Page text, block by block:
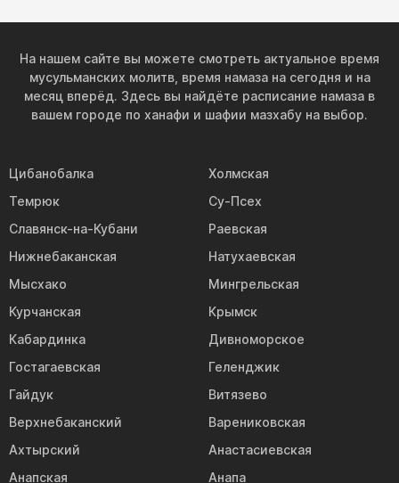
На нашем сайте вы можете смотреть актуальное время
мусульманских молитв, время намаза на сегодня и на
месяц вперёд. Здесь вы найдёте расписание намаза в
вашем городе по ханафи и шафии мазхабу на выбор.
Цибанобалка
Холмская
Темрюк
Су-Псех
Славянск-на-Кубани
Раевская
Нижнебаканская
Натухаевская
Мысхако
Мингрельская
Курчанская
Крымск
Кабардинка
Дивноморское
Гостагаевская
Геленджик
Гайдук
Витязево
Верхнебаканский
Варениковская
Ахтырский
Анастасиевская
Анапская
Анапа